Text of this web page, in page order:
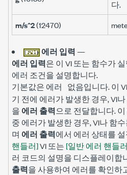
다.
m/s^2(12470)
에러 입력 —
에러 입력은 이 VI 또는 함수가
에러 조건을 설명합니다.
기본값은 에러 없음입니다. 이
기 전에 에러가 발생한 경우, VI
을 에러 출력으로 전달합니다.
중 에러가 발생한 경우, VI나 함
며 에러 출력에서 에러 상태를
핸들러]VI 또는 [일반 에러 핸들
러 코드의 설명을 디스플레이합
출력을 사용하여 에러를 확인하